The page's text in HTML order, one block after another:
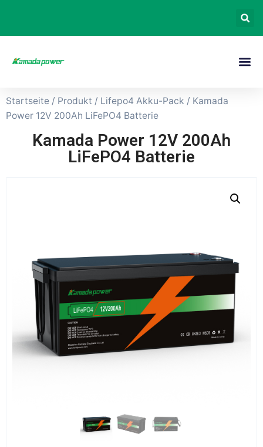
Startseite / Produkt / Lifepo4 Akku-Pack / Kamada
Power 12V 200Ah LiFePO4 Batterie
Kamada Power 12V 200Ah
LiFePO4 Batterie